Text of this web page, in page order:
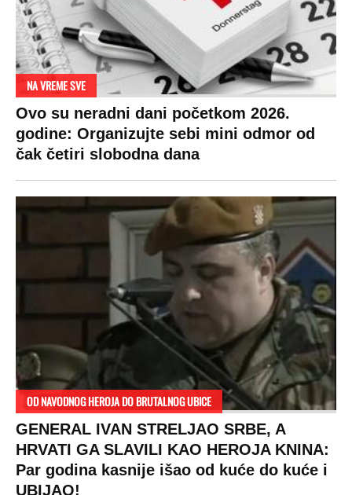
DRAMA ZBOG LJUBAVNE PRIČE
Zbog svadbe trudne Srpkinje i Albanca
proradio nacionalizam! Popljuvali ih samo
tako: "Ti si svoje srpsko izdala"
RAJ!
Žene u Srbiji su poludele za njima,
ogledaju se, bacaju pare: Ovde bunde